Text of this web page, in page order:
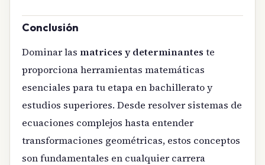
Conclusión
Dominar las matrices y determinantes te
proporciona herramientas matemáticas
esenciales para tu etapa en bachillerato y
estudios superiores. Desde resolver sistemas de
ecuaciones complejos hasta entender
transformaciones geométricas, estos conceptos
son fundamentales en cualquier carrera